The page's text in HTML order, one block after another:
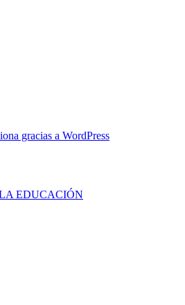
gracias a WordPress
EDUCACIÓN